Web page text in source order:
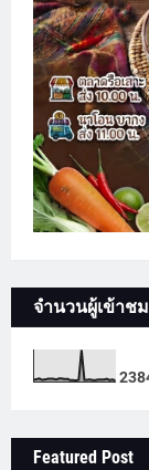
จำนวนผู้เข้าชม
238
Featured Post